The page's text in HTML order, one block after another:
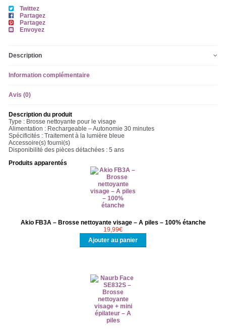
Twittez
Partagez
Partagez
Envoyez
Description
Information complémentaire
Avis (0)
Description du produit
Type : Brosse nettoyante pour le visage
Alimentation : Rechargeable – Autonomie 30 minutes
Spécificités : Traitement à la lumière bleue
Accessoire(s) fourni(s)
Disponibilité des pièces détachées : 5 ans
Produits apparentés
Akio FB3A – Brosse nettoyante visage – A piles – 100% étanche
19,99€
Ajouter au panier